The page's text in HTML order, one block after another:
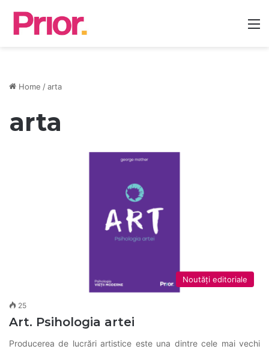
Home /arta
arta
Noutăți editoriale
25
Art. Psihologia artei
Producerea de lucrări artistice este una dintre cele mai vechi